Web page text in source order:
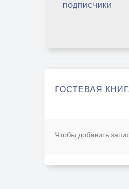
ПОДПИСЧИКИ
ГОСТЕВАЯ
Чтобы добавить